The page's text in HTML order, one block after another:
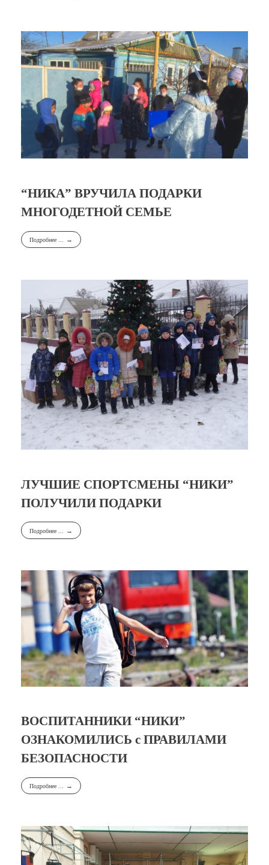
“НИКА” ВРУЧИЛА ПОДАРКИ
МНОГОДЕТНОЙ СЕМЬЕ
Подробнее ...
ЛУЧШИЕ СПОРТСМЕНЫ “НИКИ”
ПОЛУЧИЛИ ПОДАРКИ
Подробнее ...
ВОСПИТАННИКИ “НИКИ”
ОЗНАКОМИЛИСЬ с ПРАВИЛАМИ
БЕЗОПАСНОСТИ
Подробнее ...